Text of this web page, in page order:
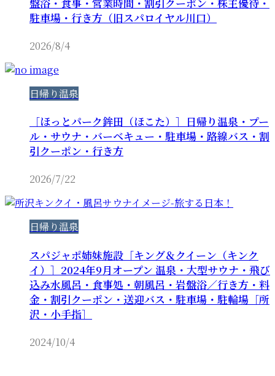
駐車場・行き方（旧スパロイヤル川口）
2026/8/4
日帰り温泉
［ほっとパーク鉾田（ほこた）］日帰り温泉・プー
ル・サウナ・バーベキュー・駐車場・路線バス・割
引クーポン・行き方
2026/7/22
日帰り温泉
スパジャポ姉妹施設［キング＆クイーン（キンク
イ）］2024年9月オープン 温泉・大型サウナ・飛び
込み水風呂・食事処・朝風呂・岩盤浴／行き方・料
金・割引クーポン・送迎バス・駐車場・駐輪場［所
沢・小手指］
2024/10/4